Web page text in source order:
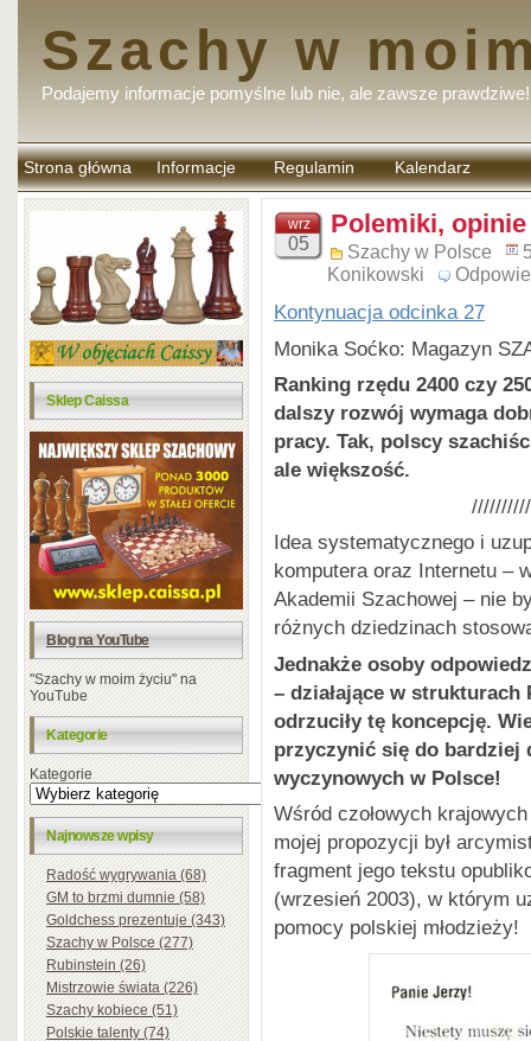
Szachy w
Podajemy informacje pomyślne lub nie, ale zawsze prawdziwe!
Strona główna Informacje Regulamin
komentarzy
Kalendarz
Sklep Caissa
Blog na YouTube
"Szachy w moim życiu" na
YouTube
Kategorie
Kategorie
Najnowsze wpisy
Radość wygrywania (68)
GM to brzmi dumnie (58)
Goldchess prezentuje (343)
Szachy w Polsce (277)
Rubinstein (26)
Mistrzowie świata (226)
Szachy kobiece (51)
Polskie talenty (74)
wrz
05
Polemiki, opinie
Szachy w Polsce
Konikowski
Kontynuacja odcinka 27
Monika Soćko: Magazyn
Ranking rzędu 2400 czy
dalszy rozwój wymaga
pracy. Tak, polscy
ale większość.
Idea systematycznego i
komputera oraz Internetu –
Akademii Szachowej – nie
różnych dziedzinach
Jednakże osoby
– działające w strukturach
odrzuciły tę koncepcję.
przyczynić się do bardziej
wyczynowych w Polsce!
Wśród czołowych
mojej propozycji był
fragment jego tekstu
(wrzesień 2003), w którym
pomocy polskiej młodzieży!